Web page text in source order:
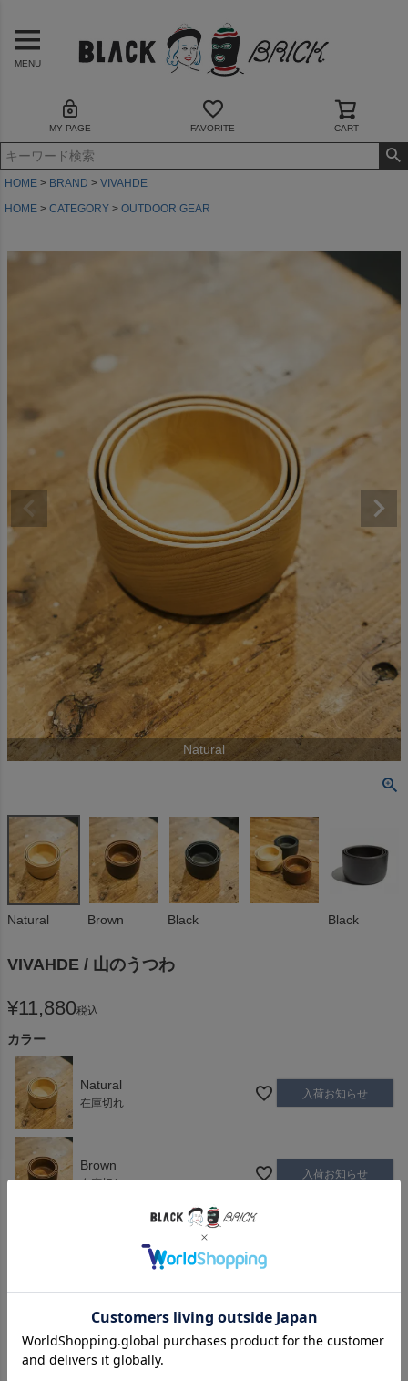
MENU
MY PAGE FAVORITE CART
HOME BRAND
VIVAHDE
HOME
CATEGORY OUTDOOR GEAR
Natural
Natural Brown Black Black
VIVAHDE / 山のうつわ
¥11,880税込
カラー
Natural
在庫切れ
入荷お知らせ
Brown
在庫切れ
入荷お知らせ
OUT OF STOCK
アウトドアの食事をよりおいしく。美しく軽く使いやすい「山のう
つわ」を石川県山中塗りの職人とコラボレーションで作りました。